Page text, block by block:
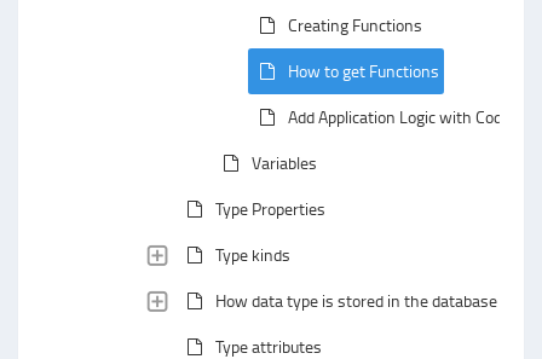
Creating Functions
How to get Functions
Add Application Logic with Codejig
Variables
Type Properties
Type kinds
How data type is stored in the database
Type attributes